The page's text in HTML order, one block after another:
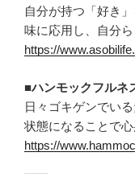
自分が持つ「好き
味に応用し、自分
https://
■ハンモックフルネ
日々ゴキゲンでい
状態になることで心
https://